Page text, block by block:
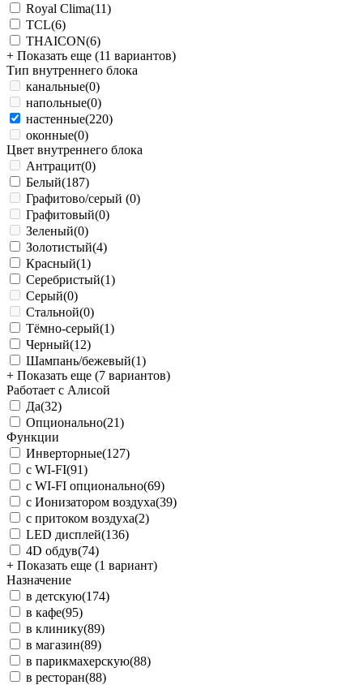
Royal Clima(11)
TCL(6)
THAICON(6)
+ Показать еще (11 вариантов)
Тип внутреннего блока
канальные(0)
напольные(0)
настенные(220)
оконные(0)
Цвет внутреннего блока
Антрацит(0)
Белый(187)
Графитово/серый (0)
Графитовый(0)
Зеленый(0)
Золотистый(4)
Красный(1)
Серебристый(1)
Серый(0)
Стальной(0)
Тёмно-серый(1)
Черный(12)
Шампань/бежевый(1)
+ Показать еще (7 вариантов)
Работает с Алисой
Да(32)
Опционально(21)
Функции
Инверторные(127)
с WI-FI(91)
с WI-FI опционально(69)
с Ионизатором воздуха(39)
с притоком воздуха(2)
LED дисплей(136)
4D обдув(74)
+ Показать еще (1 вариант)
Назначение
в детскую(174)
в кафе(95)
в клинику(89)
в магазин(89)
в парикмахерскую(88)
в ресторан(88)